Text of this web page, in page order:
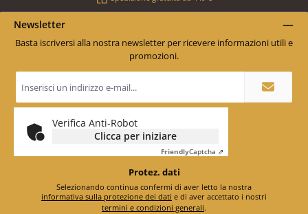
Newsletter
Basta iscriversi alla nostra newsletter per ricevere informazioni utili e
promozioni.
e-
mail
*
Verifica Anti-Robot
Clicca per iniziare
FriendlyCaptcha ⇗
Protez. dati
informativa sulla protezione dei dati
termini e condizioni generali.